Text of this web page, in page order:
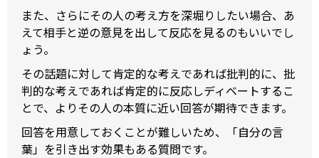
また、さらにその人の考え方を深堀りしたい場合、あ
えて相手と逆の意見を出して反応を見るのもいいでし
ょう。
その話題に対して肯定的な考えであれば批判的に、批
判的な考えであれば肯定的に反応しディベートするこ
とで、よりその人の本質に近い回答が期待できます。
回答を用意しておくことが難しいため、「自分の言
葉」を引き出す効果もある質問です。